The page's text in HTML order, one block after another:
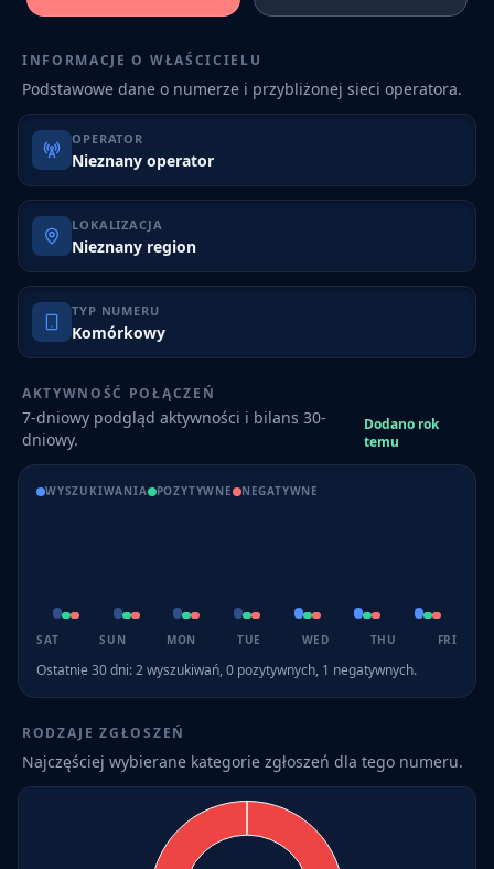
INFORMACJE O WŁAŚCICIELU
Podstawowe dane o numerze i przybliżonej sieci operatora.
OPERATOR
Nieznany operator
LOKALIZACJA
Nieznany region
TYP NUMERU
Komórkowy
AKTYWNOŚĆ POŁĄCZEŃ
7-dniowy podgląd aktywności i bilans 30-
dniowy.
Dodano rok
temu
WYSZUKIWANIA POZYTYWNE NEGATYWNE
SAT SUN MON TUE WED THU FRI
Ostatnie 30 dni:2wyszukiwań,0 pozytywnych, 1 negatywnych.
RODZAJE ZGŁOSZEŃ
Najczęściej wybierane kategorie zgłoszeń dla tego numeru.